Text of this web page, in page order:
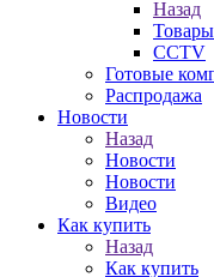
Назад
CCTV
Готовые
Распродажа
Новости
Назад
Новости
Новости
Видео
Как купить
Назад
Как купить